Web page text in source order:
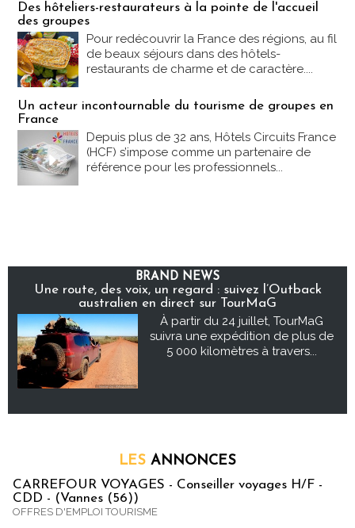
Des hôteliers-restaurateurs à la pointe de l'accueil
des groupes
Pour redécouvrir la France des régions, au fil
de beaux séjours dans des hôtels-
restaurants de charme et de caractère....
Un acteur incontournable du tourisme de groupes en
France
Depuis plus de 32 ans, Hôtels Circuits France
(HCF) s’impose comme un partenaire de
référence pour les professionnels...
BRAND NEWS
Une route, des voix, un regard : suivez l’Outback
australien en direct sur TourMaG
À partir du 24 juillet, TourMaG
suivra une expédition de plus de
5 000 kilomètres à travers...
LES ANNONCES
CARREFOUR VOYAGES - Conseiller voyages H/F -
CDD - (Vannes (56))
OFFRES D'EMPLOI TOURISME